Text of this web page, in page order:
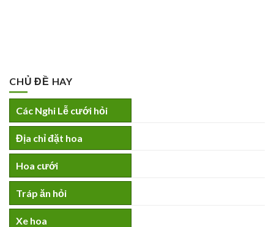
CHỦ ĐỀ HAY
Các Nghi Lễ cưới hỏi
Địa chỉ đặt hoa
Hoa cưới
Tráp ăn hỏi
Xe hoa